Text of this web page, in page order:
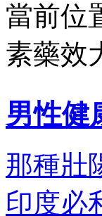
當前位
素藥效
男性健
那種壯
印度必